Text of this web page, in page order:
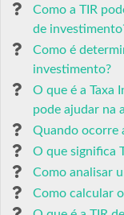
Como a TIR
de
Como é
investimento?
O que é a Taxa
pode ajudar na
Quando ocorre
O que significa
Como analisar
Como calcular